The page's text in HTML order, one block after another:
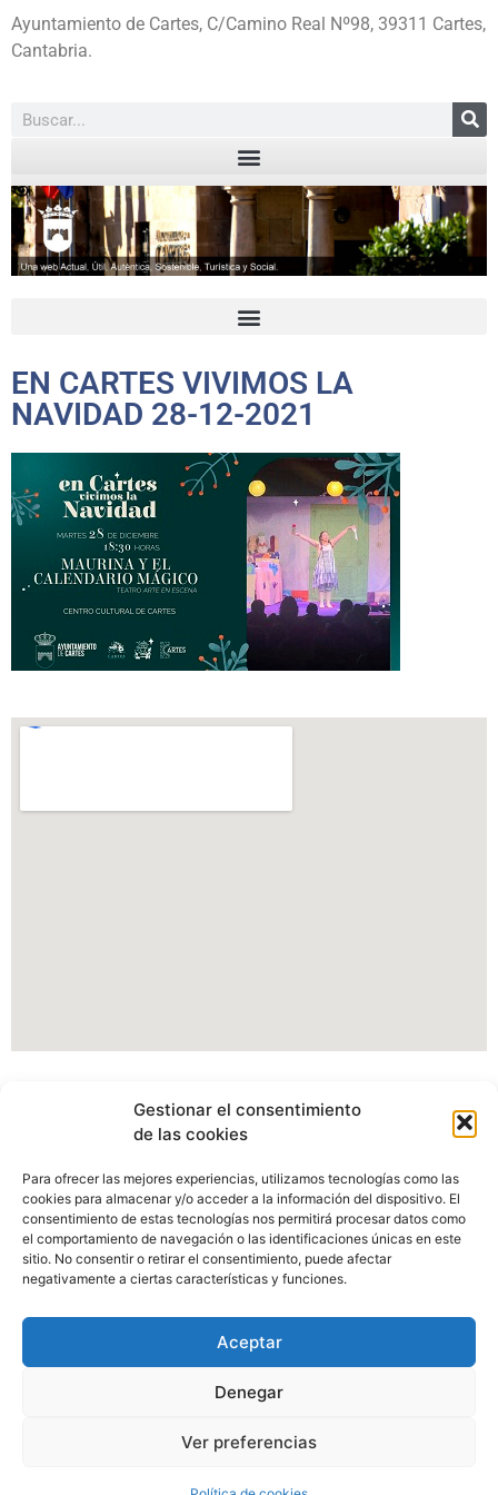
Gestionar el consentimiento
de las cookies
Para ofrecer las mejores experiencias, utilizamos tecnologías como las
cookies para almacenar y/o acceder a la información del dispositivo. El
consentimiento de estas tecnologías nos permitirá procesar datos como
el comportamiento de navegación o las identificaciones únicas en este
sitio. No consentir o retirar el consentimiento, puede afectar
negativamente a ciertas características y funciones.
Aceptar
Denegar
Ver preferencias
Ayuntamiento de Cartes, C/Camino Real Nº98, 39311 Cartes,
Cantabria.
EN CARTES VIVIMOS LA
NAVIDAD 28-12-2021
pudiendo verse afectados algunos apartados, imagenes o
enlaces.
Disculpen las molestias.
Cantabria.